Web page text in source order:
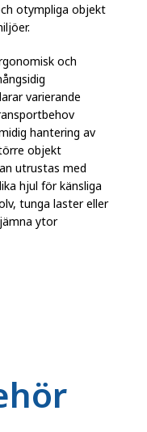
otympliga objekt
och
varierande
hantering av
objekt
utrustas med
hjul för känsliga
tunga laster eller
ytor